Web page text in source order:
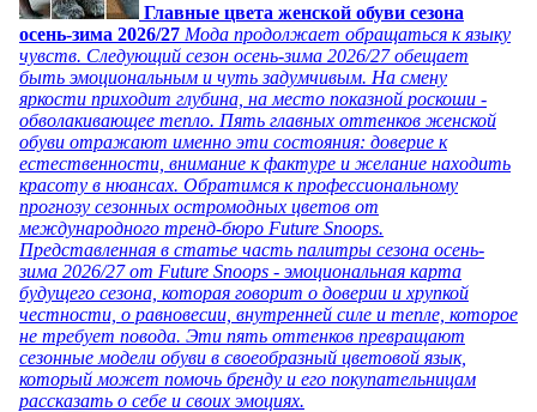
Главные цвета женской обуви сезона
осень-зима 2026/27 Мода продолжает обращаться к языку
чувств. Следующий сезон осень-зима 2026/27 обещает
быть эмоциональным и чуть задумчивым. На смену
яркости приходит глубина, на место показной роскоши -
обволакивающее тепло. Пять главных оттенков женской
обуви отражают именно эти состояния: доверие к
естественности, внимание к фактуре и желание находить
красоту в нюансах. Обратимся к профессиональному
прогнозу сезонных остромодных цветов от
международного тренд-бюро Future Snoops.
Представленная в статье часть палитры сезона осень-
зима 2026/27 от Future Snoops - эмоциональная карта
будущего сезона, которая говорит о доверии и хрупкой
честности, о равновесии, внутренней силе и тепле, которое
не требует повода. Эти пять оттенков превращают
сезонные модели обуви в своеобразный цветовой язык,
который может помочь бренду и его покупательницам
рассказать о себе и своих эмоциях.